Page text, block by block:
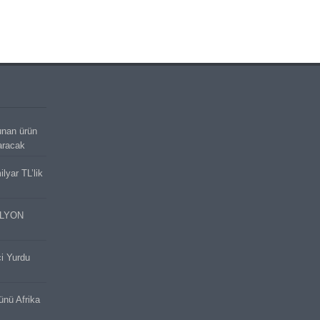
ürün
TL’lik
Yurdu
Afrika